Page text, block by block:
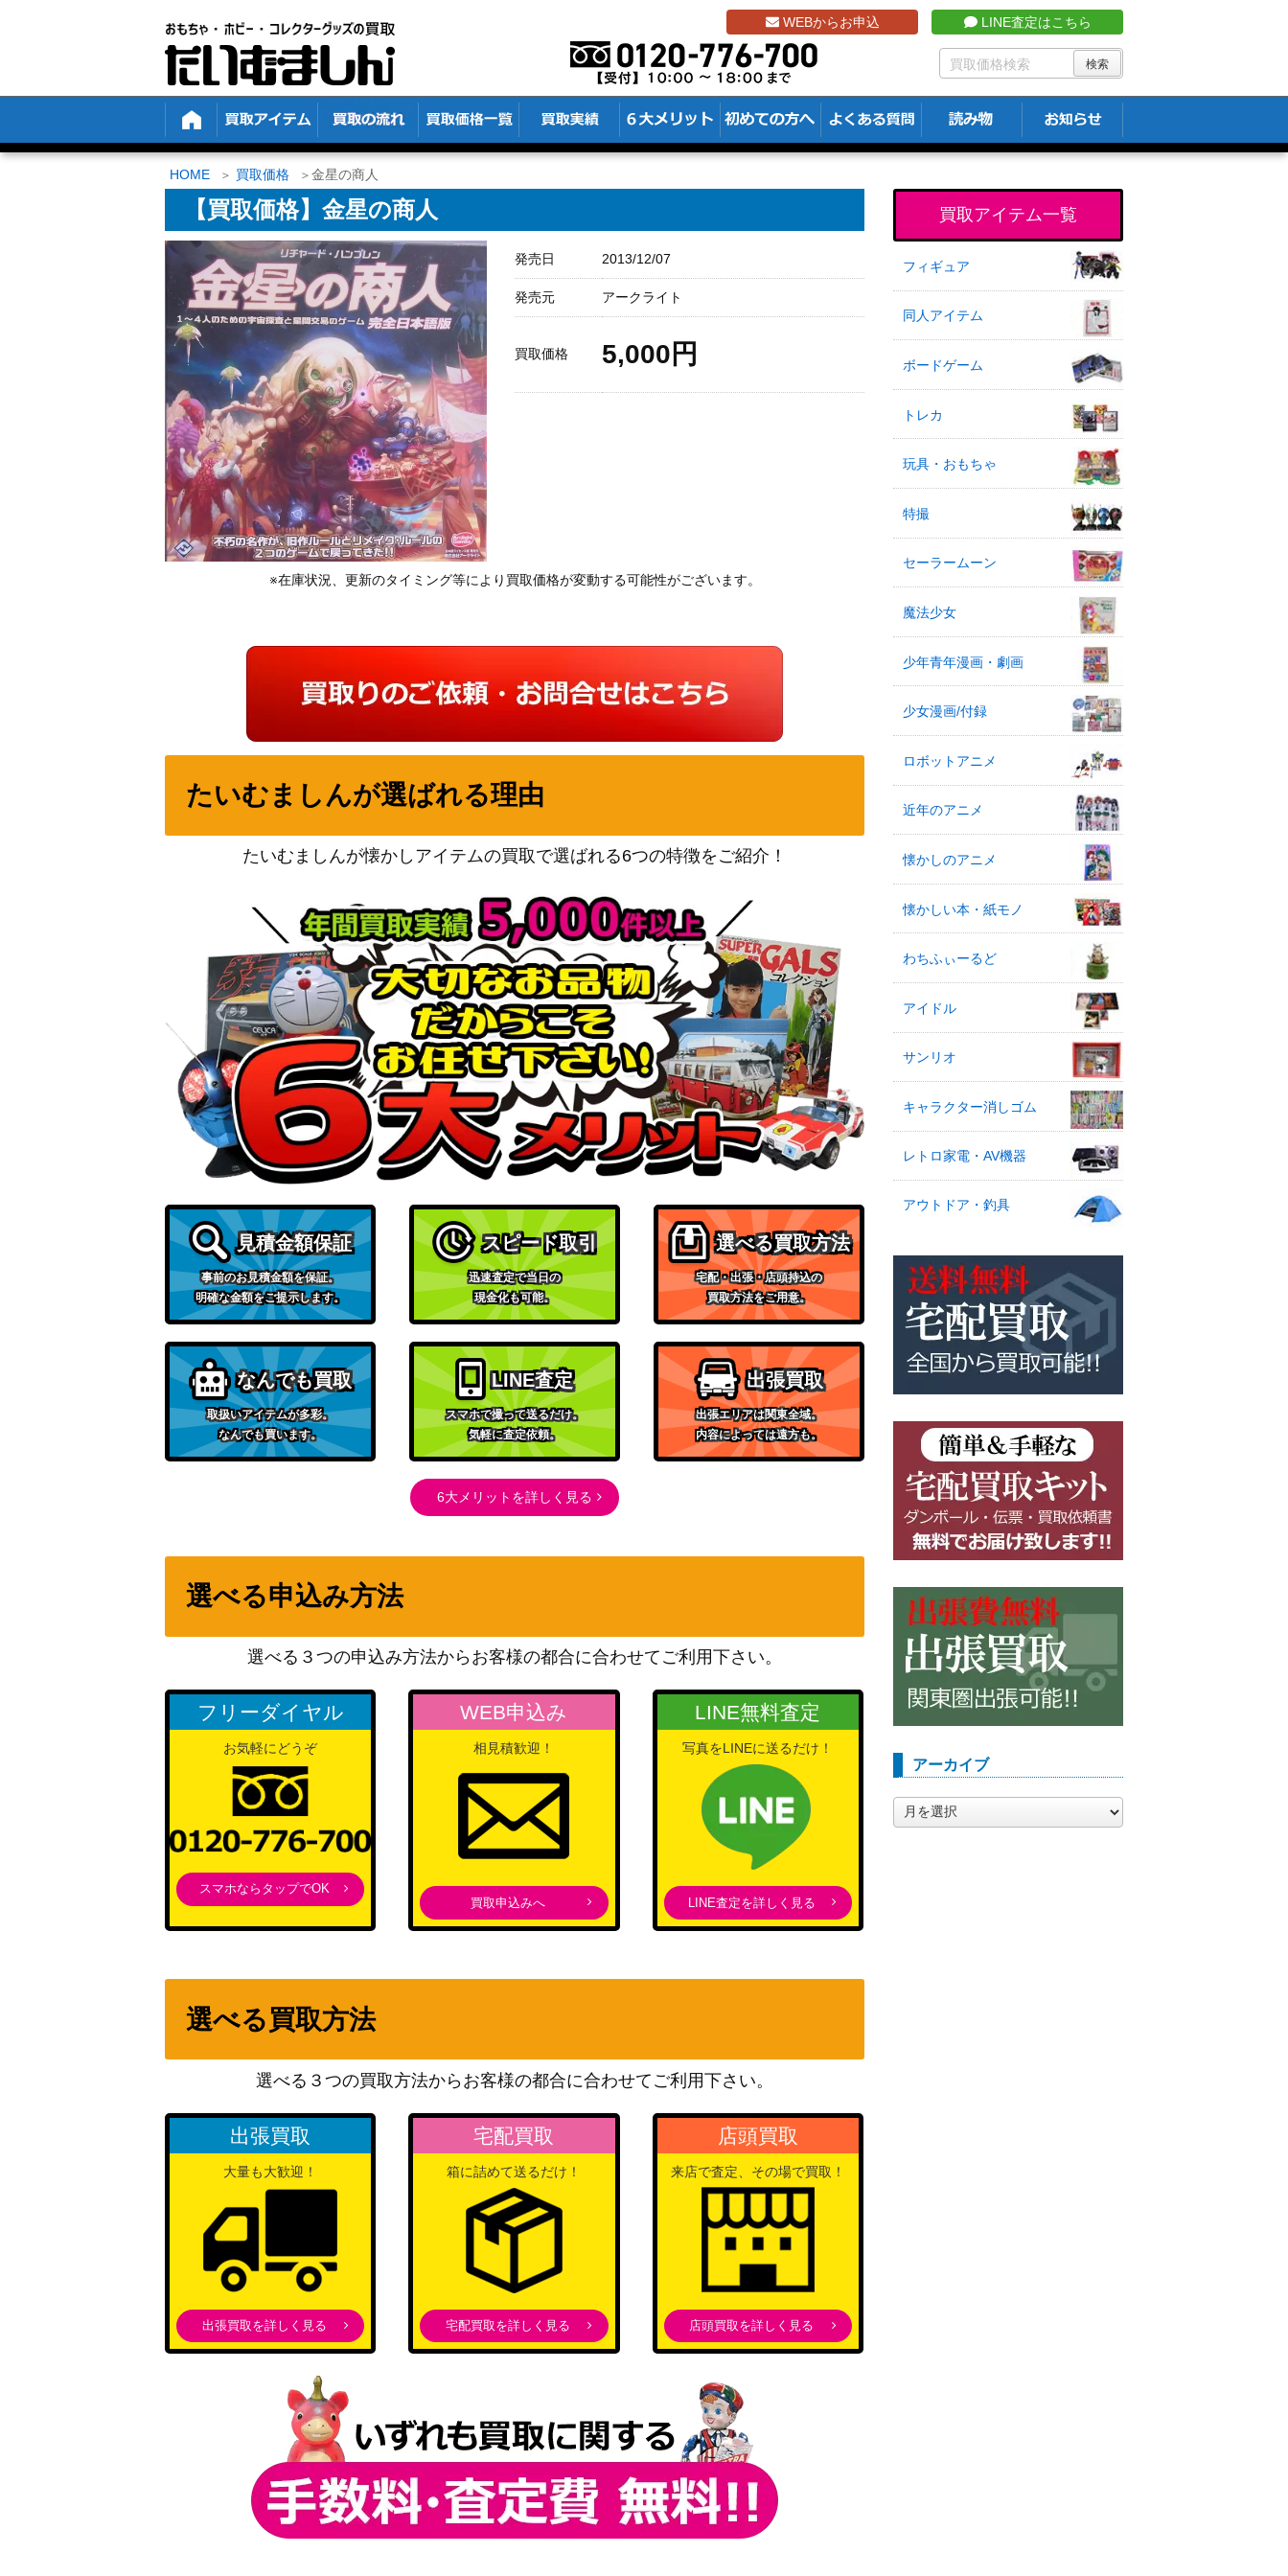
WEBからお申込 LINE査定はこちら
HOME 買取価格 金星の商人
【買取価格】金星の商人
発売日 2013/12/07
発売元 アークライト
買取価格 5,000円
※在庫状況、更新のタイミング等により買取価格が変動する可能性がございます。
たいむましんが選ばれる理由
たいむましんが懐かしアイテムの買取で選ばれる6つの特徴をご紹介！
見積金額保証
事前のお見積金額を保証。
明確な金額をご提示します。
スピード取引
迅速査定で当日の
現金化も可能。
選べる買取方法
宅配・出張・店頭持込の
買取方法をご用意。
なんでも買取
取扱いアイテムが多彩。
なんでも買います。
LINE査定
スマホで撮って送るだけ。
気軽に査定依頼。
出張買取
出張エリアは関東全域。
内容によっては遠方も。
6大メリットを詳しく見る
選べる申込み方法
選べる３つの申込み方法からお客様の都合に合わせてご利用下さい。
フリーダイヤル
お気軽にどうぞ
スマホならタップでOK
WEB申込み
相見積歓迎！
買取申込みへ
LINE無料査定
写真をLINEに送るだけ！
LINE査定を詳しく見る
選べる買取方法
選べる３つの買取方法からお客様の都合に合わせてご利用下さい。
出張買取
大量も大歓迎！
出張買取を詳しく見る
宅配買取
箱に詰めて送るだけ！
宅配買取を詳しく見る
店頭買取
来店で査定、その場で買取！
店頭買取を詳しく見る
買取アイテム一覧
フィギュア
同人アイテム
ボードゲーム
トレカ
玩具・おもちゃ
特撮
セーラームーン
魔法少女
少年青年漫画・劇画
少女漫画/付録
ロボットアニメ
近年のアニメ
懐かしのアニメ
懐かしい本・紙モノ
わちふぃーるど
アイドル
サンリオ
キャラクター消しゴム
レトロ家電・AV機器
アウトドア・釣具
アーカイブ
ー